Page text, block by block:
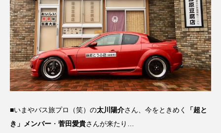
■いまやバス旅プロ（笑）の太川陽介さん、今をときめく
「超と
き」メンバー ・ 菅田愛貴さんが来たり…